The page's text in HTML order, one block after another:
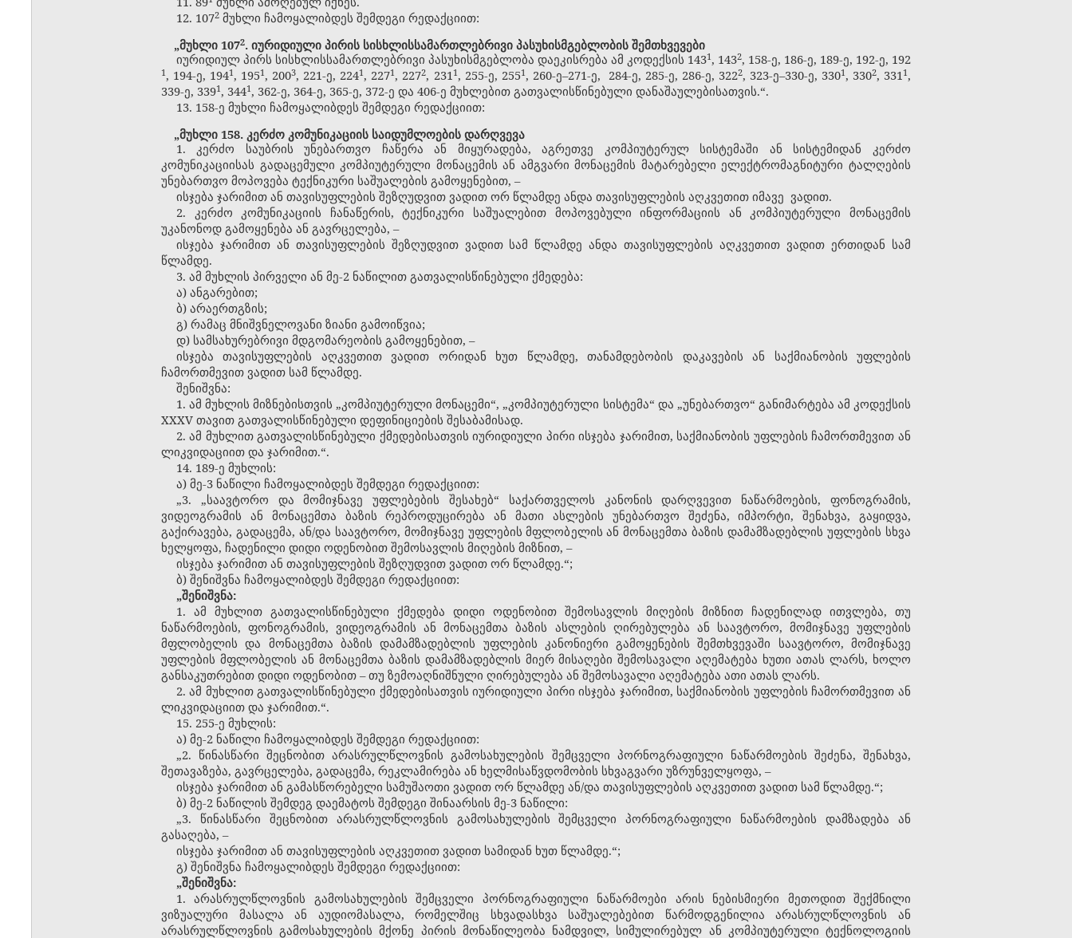
12. 107​2მუხლი ჩამოყალიბდეს შემდეგი რედაქციით:
„მუხლი 107​2. იურიდიული პირის სისხლისსამართლებრივი პასუხისმგებლობის შემთხვევები
იურიდიულ პირს სისხლისსამართლებრივი პასუხისმგებლობა დაეკისრება ამ კოდექსის 143​1 , 143​2, 158-ე, 186-ე, 189-ე, 192-ე, 192
1 , 194-ე, 194​1 , 195​1 , 200​3, 221-ე, 224​1 , 227​1 , 227​2, 231​1 , 255-ე, 255​1 , 260-ე–271-ე, 284-ე, 285-ე, 286-ე, 322​2, 323-ე–330-ე, 330​1 , 330​2, 331​1 ,
339-ე, 339​1 , 344​1 , 362-ე, 364-ე, 365-ე, 372-ე და 406-ე მუხლებით გათვალისწინებული დანაშაულებისათვის.“.
13. 158-ე მუხლი ჩამოყალიბდეს შემდეგი რედაქციით:
„მუხლი 158. კერძო კომუნიკაციის საიდუმლოების დარღვევა
1. კერძო საუბრის უნებართვო ჩაწერა ან მიყურადება, აგრეთვე კომპიუტერულ სისტემაში ან სისტემიდან კერძო
კომუნიკაციისას გადაცემული კომპიუტერული მონაცემის ან ამგვარი მონაცემის მატარებელი ელექტრომაგნიტური ტალღების
უნებართვო მოპოვება ტექნიკური საშუალების გამოყენებით, –
ისჯება ჯარიმით ან თავისუფლების შეზღუდვით ვადით ორ წლამდე ანდა თავისუფლების აღკვეთით იმავე ვადით.
2. კერძო კომუნიკაციის ჩანაწერის, ტექნიკური საშუალებით მოპოვებული ინფორმაციის ან კომპიუტერული მონაცემის
უკანონოდ გამოყენება ან გავრცელება, –
ისჯება ჯარიმით ან თავისუფლების შეზღუდვით ვადით სამ წლამდე ანდა თავისუფლების აღკვეთით ვადით ერთიდან სამ
წლამდე.
3. ამ მუხლის პირველი ან მე-2 ნაწილით გათვალისწინებული ქმედება:
ა) ანგარებით;
ბ) არაერთგზის;
გ) რამაც მნიშვნელოვანი ზიანი გამოიწვია;
დ) სამსახურებრივი მდგომარეობის გამოყენებით, –
ისჯება თავისუფლების აღკვეთით ვადით ორიდან ხუთ წლამდე, თანამდებობის დაკავების ან საქმიანობის უფლების
ჩამორთმევით ვადით სამ წლამდე.
შენიშვნა:
1. ამ მუხლის მიზნებისთვის „კომპიუტერული მონაცემი“, „კომპიუტერული სისტემა“ და „უნებართვო“ განიმარტება ამ კოდექსის
XXXV თავით გათვალისწინებული დეფინიციების შესაბამისად.
2. ამ მუხლით გათვალისწინებული ქმედებისათვის იურიდიული პირი ისჯება ჯარიმით, საქმიანობის უფლების ჩამორთმევით ან
ლიკვიდაციით და ჯარიმით.“.
14. 189-ე მუხლის:
ა) მე-3 ნაწილი ჩამოყალიბდეს შემდეგი რედაქციით:
„3. „საავტორო და მომიჯნავე უფლებების შესახებ“ საქართველოს კანონის დარღვევით ნაწარმოების, ფონოგრამის,
ვიდეოგრამის ან მონაცემთა ბაზის რეპროდუცირება ან მათი ასლების უნებართვო შეძენა, იმპორტი, შენახვა, გაყიდვა,
გაქირავება, გადაცემა, ან/და საავტორო, მომიჯნავე უფლების მფლობელის ან მონაცემთა ბაზის დამამზადებლის უფლების სხვა
ხელყოფა, ჩადენილი დიდი ოდენობით შემოსავლის მიღების მიზნით, –
ისჯება ჯარიმით ან თავისუფლების შეზღუდვით ვადით ორ წლამდე.“;
ბ) შენიშვნა ჩამოყალიბდეს შემდეგი რედაქციით:
„შენიშვნა:
1. ამ მუხლით გათვალისწინებული ქმედება დიდი ოდენობით შემოსავლის მიღების მიზნით ჩადენილად ითვლება, თუ
ნაწარმოების, ფონოგრამის, ვიდეოგრამის ან მონაცემთა ბაზის ასლების ღირებულება ან საავტორო, მომიჯნავე უფლების
მფლობელის და მონაცემთა ბაზის დამამზადებლის უფლების კანონიერი გამოყენების შემთხვევაში საავტორო, მომიჯნავე
უფლების მფლობელის ან მონაცემთა ბაზის დამამზადებლის მიერ მისაღები შემოსავალი აღემატება ხუთი ათას ლარს, ხოლო
განსაკუთრებით დიდი ოდენობით – თუ ზემოაღნიშნული ღირებულება ან შემოსავალი აღემატება ათი ათას ლარს.
2. ამ მუხლით გათვალისწინებული ქმედებისათვის იურიდიული პირი ისჯება ჯარიმით, საქმიანობის უფლების ჩამორთმევით ან
ლიკვიდაციით და ჯარიმით.“.
15. 255-ე მუხლის:
ა) მე-2 ნაწილი ჩამოყალიბდეს შემდეგი რედაქციით:
„2. წინასწარი შეცნობით არასრულწლოვნის გამოსახულების შემცველი პორნოგრაფიული ნაწარმოების შეძენა, შენახვა,
შეთავაზება, გავრცელება, გადაცემა, რეკლამირება ან ხელმისაწვდომობის სხვაგვარი უზრუნველყოფა, –
ისჯება ჯარიმით ან გამასწორებელი სამუშაოთი ვადით ორ წლამდე ან/და თავისუფლების აღკვეთით ვადით სამ წლამდე.“;
ბ) მე-2 ნაწილის შემდეგ დაემატოს შემდეგი შინაარსის მე-3 ნაწილი:
„3. წინასწარი შეცნობით არასრულწლოვნის გამოსახულების შემცველი პორნოგრაფიული ნაწარმოების დამზადება ან
გასაღება, –
ისჯება ჯარიმით ან თავისუფლების აღკვეთით ვადით სამიდან ხუთ წლამდე.“;
გ) შენიშვნა ჩამოყალიბდეს შემდეგი რედაქციით:
„შენიშვნა:
1. არასრულწლოვნის გამოსახულების შემცველი პორნოგრაფიული ნაწარმოები არის ნებისმიერი მეთოდით შექმნილი
ვიზუალური მასალა ან აუდიომასალა, რომელშიც სხვადასხვა საშუალებებით წარმოდგენილია არასრულწლოვნის ან
არასრულწლოვნის გამოსახულების მქონე პირის მონაწილეობა ნამდვილ, სიმულირებულ ან კომპიუტერული ტექნოლოგიის